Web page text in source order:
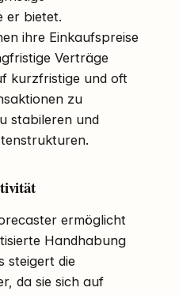
er bietet.
ihre Einkaufspreise
Verträge
kurzfristige und oft
zu
stabileren und
ermöglicht
Handhabung
steigert die
da sie sich auf